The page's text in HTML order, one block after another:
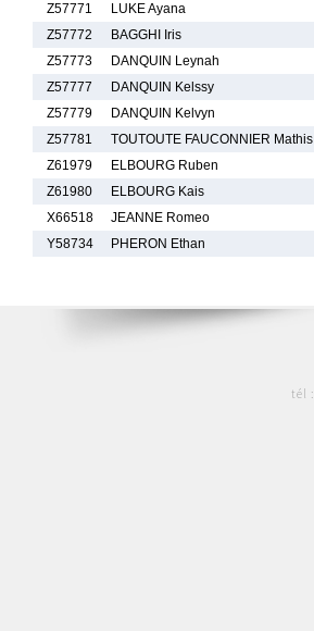
Z57771
LUKE Ayana
Z57772
BAGGHI Iris
Z57773
DANQUIN Leynah
Z57777
DANQUIN Kelssy
Z57779
DANQUIN Kelvyn
Z57781
TOUTOUTE FAUCONNIER Mathis
Z61979
ELBOURG Ruben
Z61980
ELBOURG Kais
X66518
JEANNE Romeo
Y58734
PHERON Ethan
tél :